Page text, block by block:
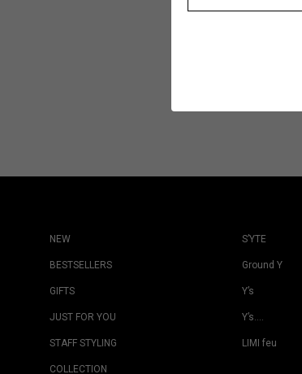
NEW
BESTSELLERS
GIFTS
JUST FOR YOU
STAFF STYLING
COLLECTION
S’YTE
Ground Y
Y’s
Y’s….
LIMI feu